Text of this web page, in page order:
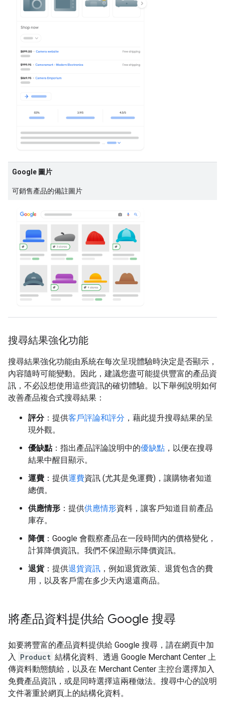
Google 圖片
可銷售產品的備註圖片
搜尋結果強化功能
搜尋結果強化功能由系統在每次呈現體驗時決定是否顯示，
內容隨時可能變動。因此，建議您盡可能提供豐富的產品資
訊，不必設想使用這些資訊的確切體驗。以下舉例說明如何
改善產品複合式搜尋結果：
評分：提供客戶評論和評分 ，藉此提升搜尋結果的呈
現外觀。
優缺點：指出產品評論說明中的優缺點 ，以便在搜尋
結果中醒目顯示。
運費 ：提供運費資訊 (尤其是免運費)，讓購物者知道
總價。
供應情形 ：提供供應情形資料，讓客戶知道目前產品
庫存。
降價 ：Google 會觀察產品在一段時間內的價格變化，
計算降價資訊。我們不保證顯示降價資訊。
退貨：提供退貨資訊 ，例如退貨政策、退貨包含的費
用，以及客戶需在多少天內退還商品。
將產品資料提供給 Google 搜尋
如要將豐富的產品資料提供給 Google 搜尋，請在網頁中加
入 Product 結構化資料、透過 Google Merchant Center 上
傳資料動態饋給，以及在 Merchant Center 主控台選擇加入
免費產品資訊，或是同時選擇這兩種做法。搜尋中心的說明
文件著重於網頁上的結構化資料。